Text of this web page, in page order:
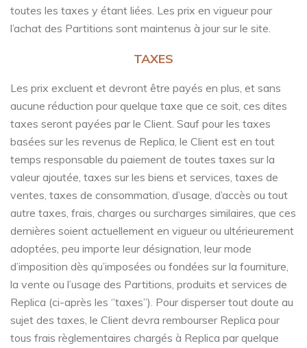
toutes les taxes y étant liées. Les prix en vigueur pour
l’achat des Partitions sont maintenus à jour sur le site.
TAXES
Les prix excluent et devront être payés en plus, et sans
aucune réduction pour quelque taxe que ce soit, ces dites
taxes seront payées par le Client. Sauf pour les taxes
basées sur les revenus de Replica, le Client est en tout
temps responsable du paiement de toutes taxes sur la
valeur ajoutée, taxes sur les biens et services, taxes de
ventes, taxes de consommation, d’usage, d’accès ou tout
autre taxes, frais, charges ou surcharges similaires, que ces
dernières soient actuellement en vigueur ou ultérieurement
adoptées, peu importe leur désignation, leur mode
d’imposition dès qu’imposées ou fondées sur la fourniture,
la vente ou l’usage des Partitions, produits et services de
Replica (ci-après les ‘’taxes’’). Pour disperser tout doute au
sujet des taxes, le Client devra rembourser Replica pour
tous frais règlementaires chargés à Replica par quelque